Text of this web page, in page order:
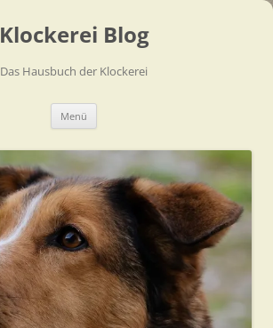
Klockerei Blog
Das Hausbuch der Klockerei
Menü